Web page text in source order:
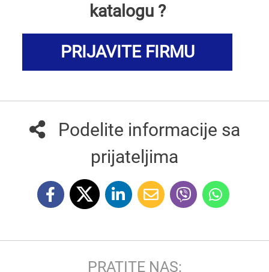
katalogu ?
PRIJAVITE FIRMU
Podelite informacije sa
prijateljima
PRATITE NAS: